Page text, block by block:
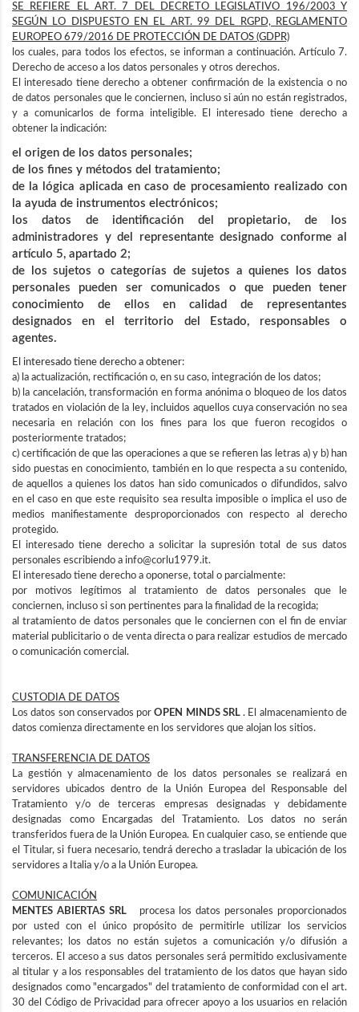
SE REFIERE EL ART. 7 DEL DECRETO LEGISLATIVO 196/2003 Y
SEGÚN LO DISPUESTO EN EL ART. 99 DEL RGPD, REGLAMENTO
EUROPEO 679/2016 DE PROTECCIÓN DE DATOS (GDPR)
los cuales, para todos los efectos, se informan a continuación. Artículo 7.
Derecho de acceso a los datos personales y otros derechos.
El interesado tiene derecho a obtener confirmación de la existencia o no
de datos personales que le conciernen, incluso si aún no están registrados,
y a comunicarlos de forma inteligible. El interesado tiene derecho a
obtener la indicación:
el origen de los datos personales;
de los fines y métodos del tratamiento;
de la lógica aplicada en caso de procesamiento realizado con
la ayuda de instrumentos electrónicos;
los datos de identificación del propietario, de los
administradores y del representante designado conforme al
artículo 5, apartado 2;
de los sujetos o categorías de sujetos a quienes los datos
personales pueden ser comunicados o que pueden tener
conocimiento de ellos en calidad de representantes
designados en el territorio del Estado, responsables o
agentes.
El interesado tiene derecho a obtener:
a) la actualización, rectificación o, en su caso, integración de los datos;
b) la cancelación, transformación en forma anónima o bloqueo de los datos
tratados en violación de la ley, incluidos aquellos cuya conservación no sea
necesaria en relación con los fines para los que fueron recogidos o
posteriormente tratados;
c) certificación de que las operaciones a que se refieren las letras a) y b) han
sido puestas en conocimiento, también en lo que respecta a su contenido,
de aquellos a quienes los datos han sido comunicados o difundidos, salvo
en el caso en que este requisito sea resulta imposible o implica el uso de
medios manifiestamente desproporcionados con respecto al derecho
protegido.
El interesado tiene derecho a solicitar la supresión total de sus datos
personales escribiendo a info@corlu1979.it.
El interesado tiene derecho a oponerse, total o parcialmente:
por motivos legítimos al tratamiento de datos personales que le
conciernen, incluso si son pertinentes para la finalidad de la recogida;
al tratamiento de datos personales que le conciernen con el fin de enviar
material publicitario o de venta directa o para realizar estudios de mercado
o comunicación comercial.
CUSTODIA DE DATOS
Los datos son conservados porOPEN MINDS SRL. El almacenamiento de
datos comienza directamente en los servidores que alojan los sitios.
TRANSFERENCIA DE DATOS
La gestión y almacenamiento de los datos personales se realizará en
servidores ubicados dentro de la Unión Europea del Responsable del
Tratamiento y/o de terceras empresas designadas y debidamente
designadas como Encargadas del Tratamiento. Los datos no serán
transferidos fuera de la Unión Europea. En cualquier caso, se entiende que
el Titular, si fuera necesario, tendrá derecho a trasladar la ubicación de los
servidores a Italia y/o a la Unión Europea.
COMUNICACIÓN
MENTES ABIERTAS SRL
procesa los datos personales proporcionados
por usted con el único propósito de permitirle utilizar los servicios
relevantes; los datos no están sujetos a comunicación y/o difusión a
terceros. El acceso a sus datos personales será permitido exclusivamente
al titular y a los responsables del tratamiento de los datos que hayan sido
designados como "encargados" del tratamiento de conformidad con el art.
30 del Código de Privacidad para ofrecer apoyo a los usuarios en relación